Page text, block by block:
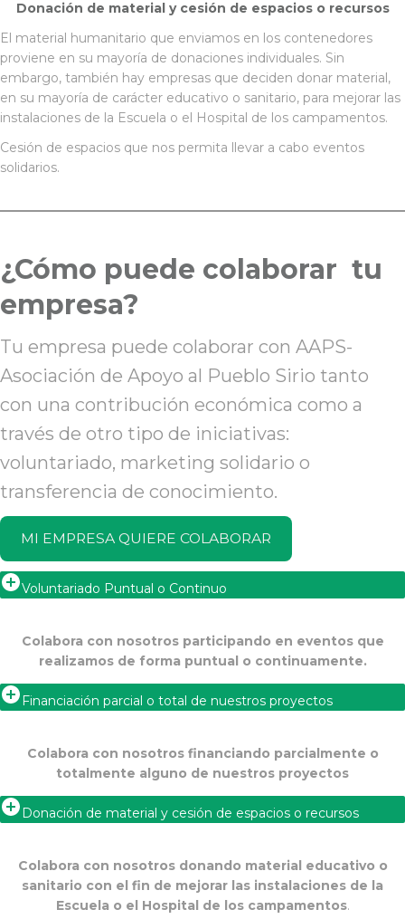
Donación de material y cesión de espacios o recursos
El material humanitario que enviamos en los contenedores
proviene en su mayoría de donaciones individuales. Sin
embargo, también hay empresas que deciden donar material,
en su mayoría de carácter educativo o sanitario, para mejorar las
instalaciones de la Escuela o el Hospital de los campamentos.
Cesión de espacios que nos permita llevar a cabo eventos
solidarios.
¿Cómo puede colaborar tu
empresa?
Tu empresa puede colaborar con AAPS-
Asociación de Apoyo al Pueblo Sirio tanto
con una contribución económica como a
través de otro tipo de iniciativas:
voluntariado, marketing solidario o
transferencia de conocimiento.
MI EMPRESA QUIERE COLABORAR
Voluntariado Puntual o Continuo
Colabora con nosotros participando en eventos que
realizamos de forma puntual o continuamente.
Financiación parcial o total de nuestros proyectos
Colabora con nosotros financiando parcialmente o
totalmente alguno de nuestros proyectos
Donación de material y cesión de espacios o recursos
Colabora con nosotros donando material educativo o
sanitario con el fin de mejorar las instalaciones de la
Escuela o el Hospital de los campamentos.